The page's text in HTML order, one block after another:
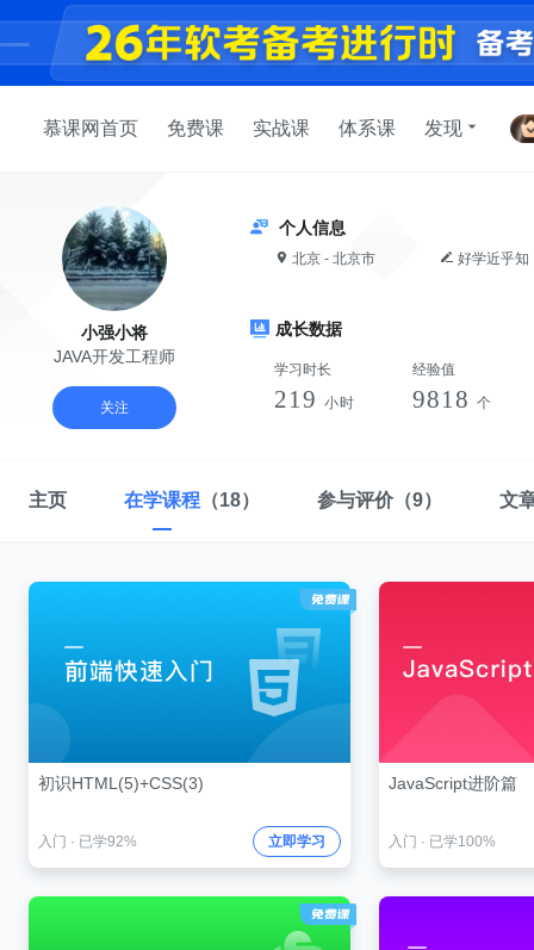
慕课网首页 免费课 实战课 体系课 发现
小强小将
JAVA开发工程师
关注
个人信息
北京 - 北京市 好学近乎知
成长数据
学习时长
219 小时
经验值
9818 个
主页 在学课程 （18） 参与评价（9） 文
初识HTML(5)+CSS(3)
入门 · 已学92% 立即学习
JavaScript进阶篇
入门 · 已学100%